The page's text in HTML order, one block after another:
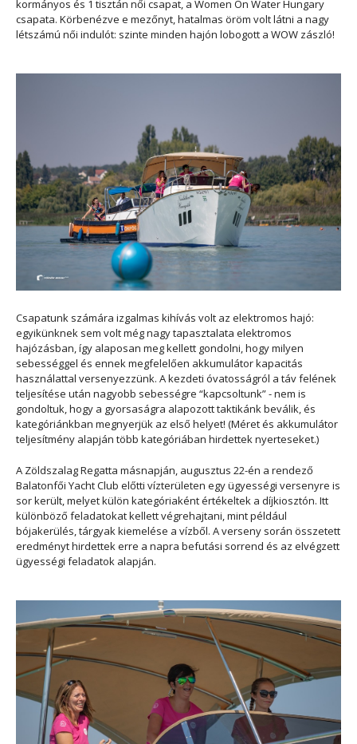
kormányos és 1 tisztán női csapat, a Women On Water Hungary
csapata. Körbenézve e mezőnyt, hatalmas öröm volt látni a nagy
létszámú női indulót: szinte minden hajón lobogott a WOW zászló!
Csapatunk számára izgalmas kihívás volt az elektromos hajó:
egyikünknek sem volt még nagy tapasztalata elektromos
hajózásban, így alaposan meg kellett gondolni, hogy milyen
sebességgel és ennek megfelelően akkumulátor kapacitás
használattal versenyezzünk. A kezdeti óvatosságról a táv felének
teljesítése után nagyobb sebességre “kapcsoltunk” - nem is
gondoltuk, hogy a gyorsaságra alapozott taktikánk beválik, és
kategóriánkban megnyerjük az első helyet! (Méret és akkumulátor
teljesítmény alapján több kategóriában hirdettek nyerteseket.)
A Zöldszalag Regatta másnapján, augusztus 22-én a rendező
Balatonfői Yacht Club előtti vízterületen egy ügyességi versenyre is
sor került, melyet külön kategóriaként értékeltek a díjkiosztón. Itt
különböző feladatokat kellett végrehajtani, mint például
bójakerülés, tárgyak kiemelése a vízből. A verseny során összetett
eredményt hirdettek erre a napra befutási sorrend és az elvégzett
ügyességi feladatok alapján.